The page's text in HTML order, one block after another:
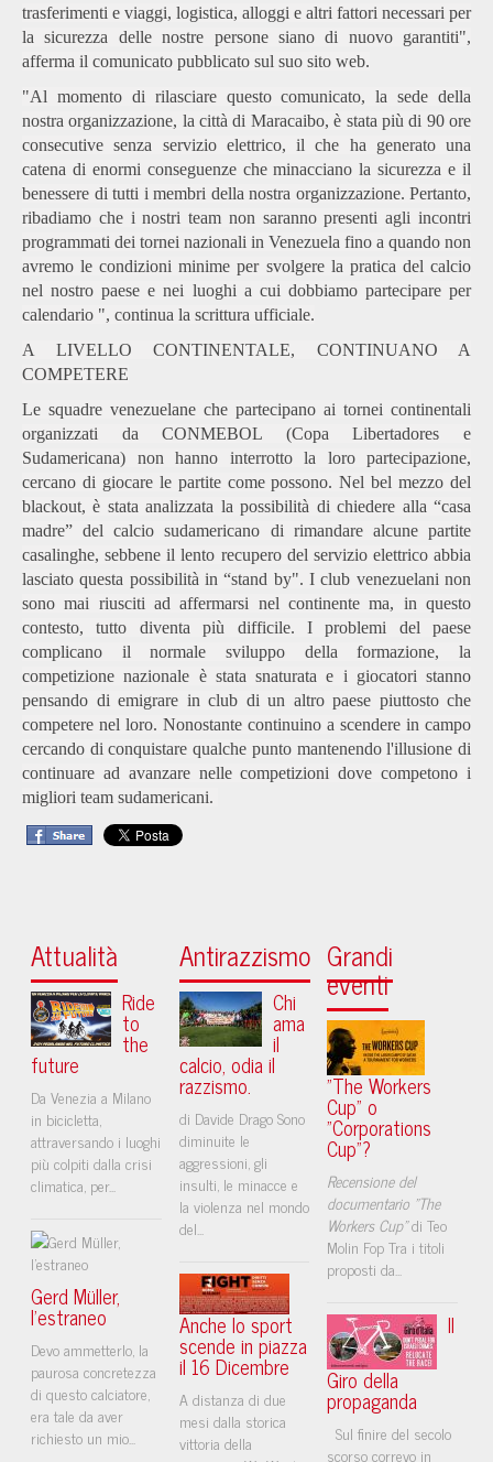
trasferimenti e viaggi, logistica, alloggi e altri fattori necessari per
la sicurezza delle nostre persone siano di nuovo garantiti",
afferma il comunicato pubblicato sul suo sito web.
"Al momento di rilasciare questo comunicato, la sede della
nostra organizzazione, la città di Maracaibo, è stata più di 90 ore
consecutive senza servizio elettrico, il che ha generato una
catena di enormi conseguenze che minacciano la sicurezza e il
benessere di tutti i membri della nostra organizzazione. Pertanto,
ribadiamo che i nostri team non saranno presenti agli incontri
programmati dei tornei nazionali in Venezuela fino a quando non
avremo le condizioni minime per svolgere la pratica del calcio
nel nostro paese e nei luoghi a cui dobbiamo partecipare per
calendario ", continua la scrittura ufficiale.
A LIVELLO CONTINENTALE, CONTINUANO A
COMPETERE
Le squadre venezuelane che partecipano ai tornei continentali
organizzati da CONMEBOL (Copa Libertadores e
Sudamericana) non hanno interrotto la loro partecipazione,
cercano di giocare le partite come possono. Nel bel mezzo del
blackout, è stata analizzata la possibilità di chiedere alla “casa
madre” del calcio sudamericano di rimandare alcune partite
casalinghe, sebbene il lento recupero del servizio elettrico abbia
lasciato questa possibilità in “stand by". I club venezuelani non
sono mai riusciti ad affermarsi nel continente ma, in questo
contesto, tutto diventa più difficile. I problemi del paese
complicano il normale sviluppo della formazione, la
competizione nazionale è stata snaturata e i giocatori stanno
pensando di emigrare in club di un altro paese piuttosto che
competere nel loro. Nonostante continuino a scendere in campo
cercando di conquistare qualche punto mantenendo l'illusione di
continuare ad avanzare nelle competizioni dove competono i
migliori team sudamericani.
Attualità
Ride
to
the
future
Da Venezia a Milano
in bicicletta,
attraversando i luoghi
più colpiti dalla crisi
climatica, per...
Gerd Müller,
l’estraneo
Devo ammetterlo, la
paurosa concretezza
di questo calciatore,
era tale da aver
richiesto un mio...
Antirazzismo
Chi
ama
il
calcio, odia il
razzismo.
di Davide Drago Sono
diminuite le
aggressioni, gli
insulti, le minacce e
la violenza nel mondo
del...
Anche lo sport
scende in piazza
il 16 Dicembre
A distanza di due
mesi dalla storica
vittoria della
Grandi
eventi
"The Workers
Cup" o
"Corporations
Cup"?
Recensione del
documentario "The
Workers Cup"di Teo
Molin Fop Tra i titoli
proposti da...
Il
Giro della
propaganda
Sul finire del secolo
scorso correvo in